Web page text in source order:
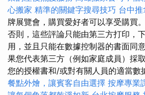
心搬家 精準的關鍵字搜尋技巧 台中
牌展覽會，購買愛好者可以享受購買。
否則，這些評論只能由第三方打印，
用，並且只能在數據控制器的書面同
果您代表第三方（例如家庭成員）採
您的授權書和/或對有關人員的適當數
餐點外燴，讓賓客自由選擇 按摩專業